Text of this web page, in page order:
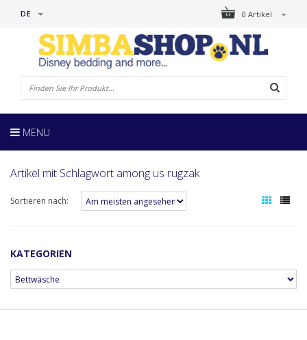
0 Artikel
DE
MENU
Artikel mit Schlagwort among us rugzak
Sortieren nach:
KATEGORIEN